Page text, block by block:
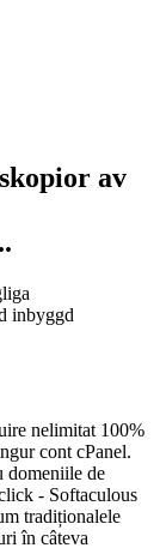
av
inbyggd
nelimitat 100%
cont cPanel.
domeniile de
- Softaculous
tradiționalele
în câteva